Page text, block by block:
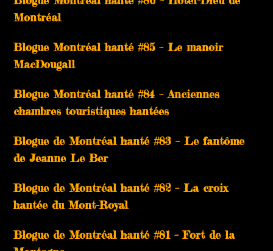
Montréal
Blogue Montréal hanté #85 – Le manoir
MacDougall
Blogue Montréal hanté #84 – Anciennes
chambres touristiques hantées
Blogue de Montréal hanté #83 – Le fantôme
de Jeanne Le Ber
Blogue de Montréal hanté #82 – La croix
hantée du Mont-Royal
Blogue de Montréal hanté #81 – Fort de la